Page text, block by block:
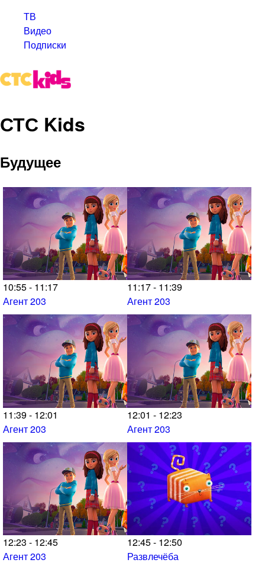
ТВ
Видео
Подписки
СТС Kids
Будущее
10:55 - 11:17
Агент 203
11:17 - 11:39
Агент 203
11:39 - 12:01
Агент 203
12:01 - 12:23
Агент 203
12:23 - 12:45
Агент 203
12:45 - 12:50
Развлечёба